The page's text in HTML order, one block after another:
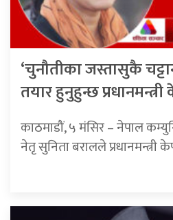
‘चुनौतीका जस्तासुकै
तयार हुनुहुन्छ
काठमाडौं, ५ मंसिर – नेपाल
नेतृ सुनिता बरालले प्रधानमन्त्री